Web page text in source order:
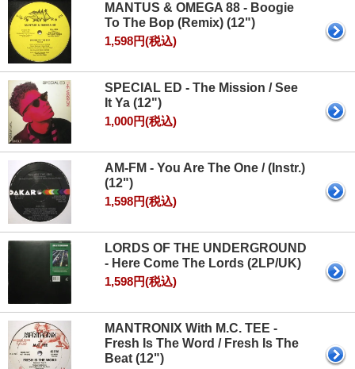
MANTUS & OMEGA 88 - Boogie
To The Bop (Remix) (12")
1,598円(税込)
SPECIAL ED - The Mission / See
It Ya (12")
1,000円(税込)
AM‐FM - You Are The One / (Instr.)
(12")
1,598円(税込)
LORDS OF THE UNDERGROUND
- Here Come The Lords (2LP/UK)
1,598円(税込)
MANTRONIX With M.C. TEE -
Fresh Is The Word / Fresh Is The
Beat (12")